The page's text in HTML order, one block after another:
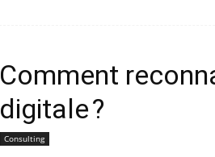
Comment
digitale ?
Consulting